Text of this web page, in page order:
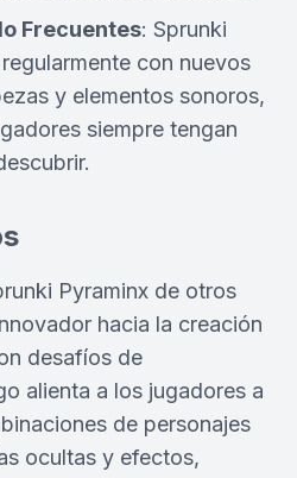
Frecuentes: Sprunki
con nuevos
y elementos sonoros,
siempre tengan
Pyraminx de otros
hacia la creación
desafíos de
alienta a los jugadores a
de personajes
ocultas y efectos,